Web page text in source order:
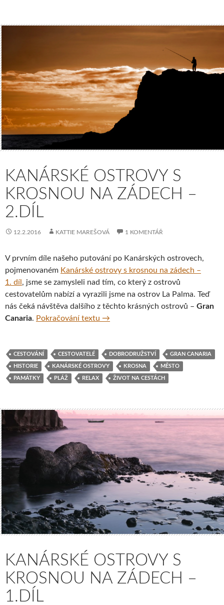
KANÁRSKÉ OSTROVY S
KROSNOU NA ZÁDECH –
2.DÍL
12.2.2016 KATTIE MAREŠOVÁ 1 KOMENTÁŘ
V prvním díle našeho putování po Kanárských ostrovech,
pojmenovaném Kanárské ostrovy s krosnou na zádech –
1. díl, jsme se zamysleli nad tím, co který z ostrovů
cestovatelům nabízí a vyrazili jsme na ostrov La Palma. Teď
nás čeká návštěva dalšího z těchto krásných ostrovů – Gran
Canaria. Pokračování textu Kanárské ostrovy s krosnou na
→
CESTOVÁNÍ CESTOVATELÉ DOBRODRUŽSTVÍ GRAN CANARIA
HISTORIE KANÁRSKÉ OSTROVY KROSNA MĚSTO
PAMÁTKY PLÁŽ RELAX ŽIVOT NA CESTÁCH
KANÁRSKÉ OSTROVY S
KROSNOU NA ZÁDECH –
1.DÍL